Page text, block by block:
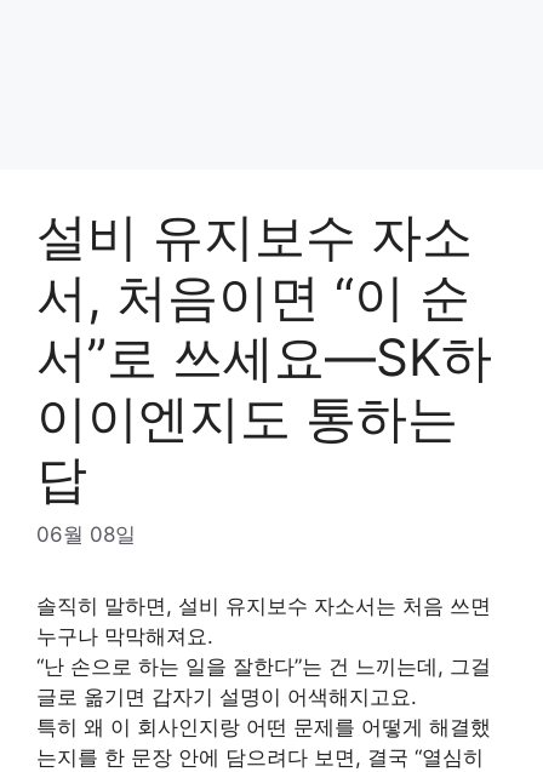
설비 유지보수 자소
서, 처음이면 “이 순
서”로 쓰세요—SK하
이이엔지도 통하는
답
06월 08일
솔직히 말하면, 설비 유지보수 자소서는 처음 쓰면
누구나 막막해져요.
“난 손으로 하는 일을 잘한다”는 건 느끼는데, 그걸
글로 옮기면 갑자기 설명이 어색해지고요.
특히 왜 이 회사인지랑 어떤 문제를 어떻게 해결했
는지를 한 문장 안에 담으려다 보면, 결국 “열심히